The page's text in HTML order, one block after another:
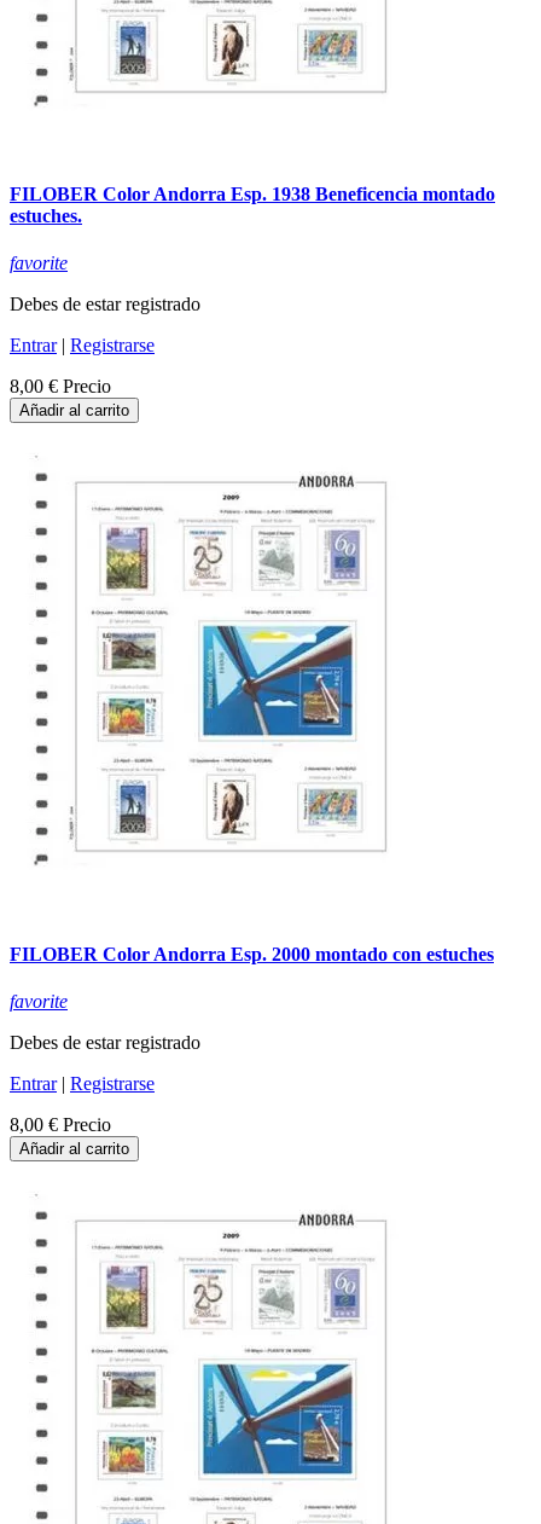
FILOBER Color Andorra Esp. 1938 Beneficencia montado
estuches.
favorite
Debes de estar registrado
Entrar| Registrarse
8,00 € Precio
Añadir al carrito
FILOBER Color Andorra Esp. 2000 montado con estuches
favorite
Debes de estar registrado
Entrar| Registrarse
8,00 € Precio
Añadir al carrito